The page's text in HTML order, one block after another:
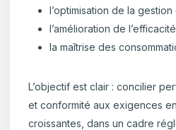
l’optimisation de la gestion
l’amélioration de
la maîtrise des
L’objectif est clair : concilier
et conformité aux exigences
croissantes, dans un cadre